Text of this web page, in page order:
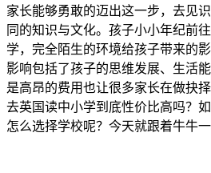
家长能够勇敢的迈出这一步，去见
同的知识与文化。孩子小小年纪前
学，完全陌生的环境给孩子带来的
影响包括了孩子的思维发展、生活
是高昂的费用也让很多家长在做抉
去英国读中小学到底性价比高吗？
怎么选择学校呢？今天就跟着牛牛